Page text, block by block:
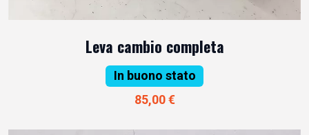
Leva cambio completa
In buono stato
85,00 €